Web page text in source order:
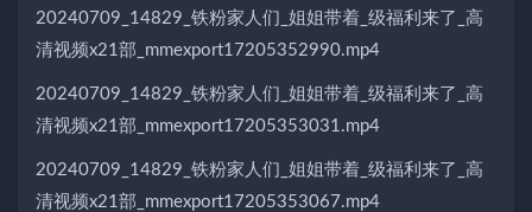
20240709_14829_铁粉家人们_姐姐带着_级福利来了_高
清视频x21部_mmexport17205352990.mp4
20240709_14829_铁粉家人们_姐姐带着_级福利来了_高
清视频x21部_mmexport17205353031.mp4
20240709_14829_铁粉家人们_姐姐带着_级福利来了_高
清视频x21部_mmexport17205353067.mp4